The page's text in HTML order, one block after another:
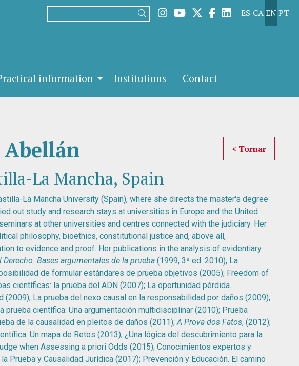
ES CAENPT
Link to instagram
Link to youtube
Link to twitter
Link to facebook
Link to
Search
information Institutions Contact
< Tornar
Abellán
La Mancha, Spain
La Mancha University (Spain), where she directs the master's degree
out study and research stays at universities in Europe and the United
at other universities and centres connected with the judiciary. Her
philosophy, bioethics, constitutional justice and, above all,
to evidence and proof. Her publications in the analysis of evidentiary
Derecho. Bases argumentales de la prueba (1999, 3ª ed. 2010); La
de formular estándares de prueba objetivos (2005); Freedom of
científicas: la prueba del ADN (2007); La oportunidad pérdida.
(2009); La prueba del nexo causal en la responsabilidad por daños (2009);
prueba científica: Una argumentación multidisciplinar (2010); Prueba
de la causalidad en pleitos de daños (2011);A Prova dos Fatos, (2012);
Un mapa de Retos (2013); ¿Una lógica del descubrimiento para la
when Assessing a priori Odds (2015); Conocimientos expertos y
Prueba y Causalidad Jurídica (2017); Prevención y Educación. El camino